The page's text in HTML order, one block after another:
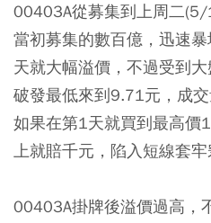
00403A從募集到上周二
當初募集的數百億，迅速
天就大幅溢價，不過受到
破發最低來到9.71元，成
如果在第1天就買到最高價
上就賠千元，陷入短線套牢
00403A掛牌後溢價過高，